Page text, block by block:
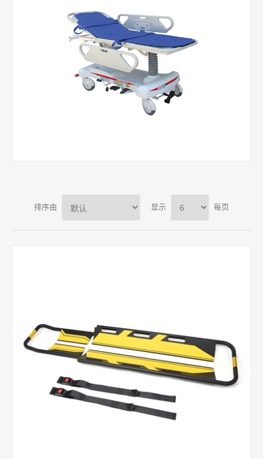
排序由 显示 每页